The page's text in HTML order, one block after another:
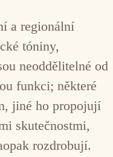
a regionální
tóniny,
neoddělitelné od
funkci; některé
jiné ho propojují
skutečnostmi,
rozdrobují.